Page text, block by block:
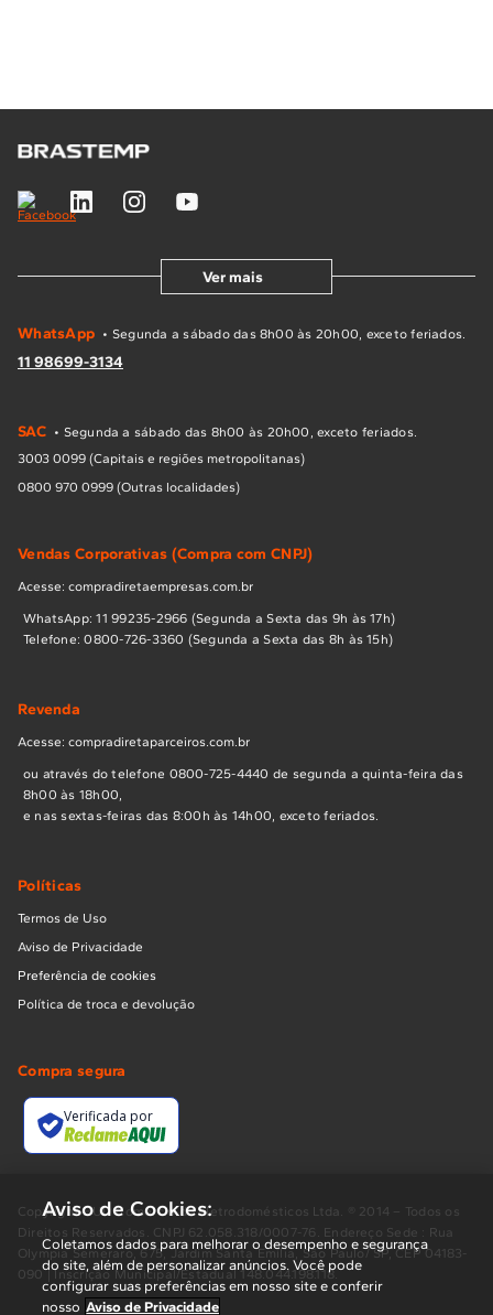
Ver mais
WhatsApp • Segunda a sábado das 8h00 às 20h00, exceto feriados.
11 98699-3134
SAC • Segunda a sábado das 8h00 às 20h00, exceto feriados.
3003 0099 (Capitais e regiões metropolitanas)
0800 970 0999 (Outras localidades)
Vendas Corporativas (Compra com CNPJ)
Acesse: compradiretaempresas.com.br
WhatsApp: 11 99235-2966 (Segunda a Sexta das 9h às 17h)
Telefone: 0800-726-3360 (Segunda a Sexta das 8h às 15h)
Revenda
Acesse: compradiretaparceiros.com.br
ou através do telefone 0800-725-4440 de segunda a quinta-feira das
8h00 às 18h00,
e nas sextas-feiras das 8:00h às 14h00, exceto feriados.
Políticas
Termos de Uso
Aviso de Privacidade
Preferência de cookies
Política de troca e devolução
Compra segura
Verificada por
Copyright BUD Comércio de Eletrodomésticos Ltda. ® 2014 – Todos os
Direitos Reservados. CNPJ 62.058.318/0007-76. Endereço Sede : Rua
Olympia Semeraro, 675, Jardim Santa Emília, São Paulo/ SP, CEP 04183-
090 | Inscrição Municipal/Estadual 148.044.198.118.
Aviso de Cookies:
Coletamos dados para melhorar o desempenho e segurança
do site, além de personalizar anúncios. Você pode
configurar suas preferências em nosso site e conferir
nosso Aviso de Privacidade